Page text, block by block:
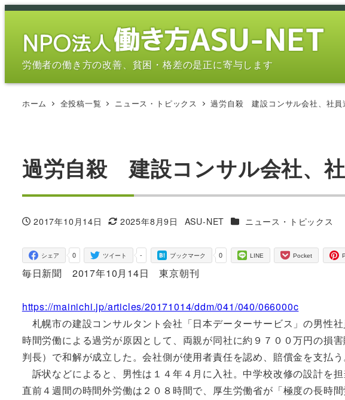
メ
労働者の働き方の改善、貧困・格差の是正に寄与します
ホーム 全投稿一覧 ニュース・トピックス 過労自殺 建設コンサル会社、社
過労自殺 建設コンサル会社、
投稿日
2017年10月14日
更新日
2025年8月9日
著
ASU-NET カテゴリー
ニュース・トピックス
0
シェア -
ツイート 0
ブックマーク LINE Pocket
毎日新聞 2017年10月14日 東京朝刊
https://mainichi.jp/articles/20171014/ddm/041/040/066000c
札幌市の建設コンサルタント会社「日本データーサービス」の男性
時間労働による過労が原因として、両親が同社に約９７００万円の損
判長）で和解が成立した。会社側が使用者責任を認め、賠償金を支払う
訴状などによると、男性は１４年４月に入社。中学校改修の設計を
直前４週間の時間外労働は２０８時間で、厚生労働省が「極度の長時